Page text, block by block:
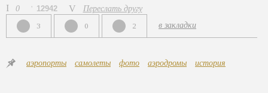
0 12942
Переслать другу
3
0 2 в закладки
аэропорты самолеты фото аэродромы история